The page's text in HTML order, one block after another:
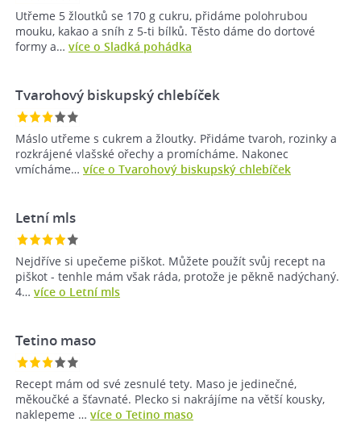
Utřeme 5 žloutků se 170 g cukru, přidáme polohrubou
mouku, kakao a sníh z 5-ti bílků. Těsto dáme do dortové
formy a… více o Sladká pohádka
Tvarohový biskupský chlebíček
Máslo utřeme s cukrem a žloutky. Přidáme tvaroh, rozinky a
rozkrájené vlašské ořechy a promícháme. Nakonec
vmícháme… více o Tvarohový biskupský chlebíček
Letní mls
Nejdříve si upečeme piškot. Můžete použít svůj recept na
piškot - tenhle mám však ráda, protože je pěkně nadýchaný.
4… více o Letní mls
Tetino maso
Recept mám od své zesnulé tety. Maso je jedinečné,
měkoučké a šťavnaté. Plecko si nakrájíme na větší kousky,
naklepeme … více o Tetino maso